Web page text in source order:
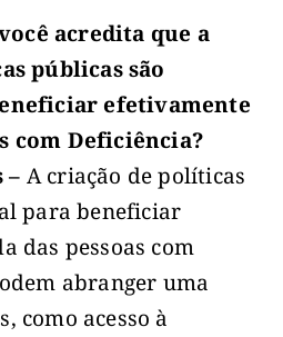
acredita que a
públicas são
efetivamente
com Deficiência?
– A criação de políticas
para beneficiar
das pessoas com
abranger uma
como acesso à